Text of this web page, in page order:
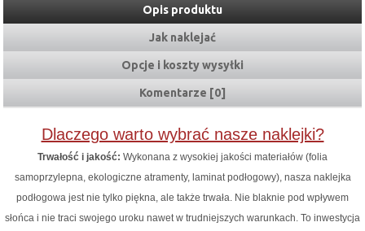
Opis produktu
Jak naklejać
Opcje i koszty wysyłki
Komentarze [0]
Dlaczego warto wybrać nasze naklejki?
Trwałość i jakość: Wykonana z wysokiej jakości materiałów (folia
samoprzylepna, ekologiczne atramenty, laminat podłogowy), nasza naklejka
podłogowa jest nie tylko piękna, ale także trwała. Nie blaknie pod wpływem
słońca i nie traci swojego uroku nawet w trudniejszych warunkach. To inwestycja